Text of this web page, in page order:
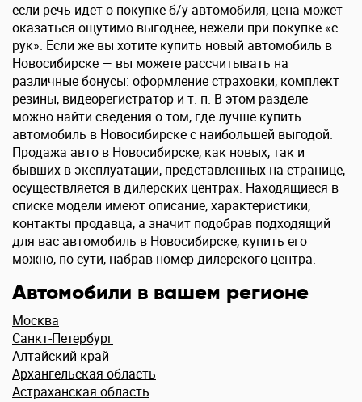
если речь идет о покупке б/у автомобиля, цена может
оказаться ощутимо выгоднее, нежели при покупке «с
рук». Если же вы хотите купить новый автомобиль в
Новосибирске — вы можете рассчитывать на
различные бонусы: оформление страховки, комплект
резины, видеорегистратор и т. п. В этом разделе
можно найти сведения о том, где лучше купить
автомобиль в Новосибирске с наибольшей выгодой.
Продажа авто в Новосибирске, как новых, так и
бывших в эксплуатации, представленных на странице,
осуществляется в дилерских центрах. Находящиеся в
списке модели имеют описание, характеристики,
контакты продавца, а значит подобрав подходящий
для вас автомобиль в Новосибирске, купить его
можно, по сути, набрав номер дилерского центра.
Автомобили в вашем регионе
Москва
Санкт-Петербург
Алтайский край
Архангельская область
Астраханская область